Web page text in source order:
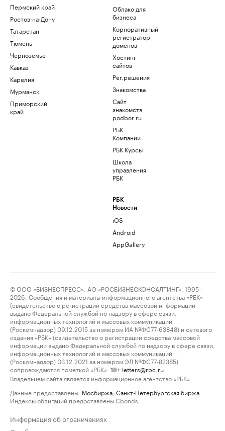
Пермский край
Ростов-на-Дону
Татарстан
Тюмень
Черноземье
Кавказ
Карелия
Мурманск
Приморский
край
Облако для
бизнеса
Корпоративный
регистратор
доменов
Хостинг
сайтов
Рег.решения
Знакомства
Сайт
знакомств
podbor.ru
РБК
Компании
РБК Курсы
Школа
управления
РБК
РБК
Новости
iOS
Android
AppGallery
© ООО «БИЗНЕСПРЕСС», АО «РОСБИЗНЕСКОНСАЛТИНГ», 1995–
2026. Сообщения и материалы информационного агентства «РБК»
(свидетельство о регистрации средства массовой информации
выдано Федеральной службой по надзору в сфере связи,
информационных технологий и массовых коммуникаций
(Роскомнадзор) 09.12.2015 за номером ИА №ФС77-63848) и сетевого
издания «РБК» (свидетельство о регистрации средства массовой
информации выдано Федеральной службой по надзору в сфере связи,
информационных технологий и массовых коммуникаций
(Роскомнадзор) 03.12.2021 за номером ЭЛ №ФС77-82385)
сопровождаются пометкой «РБК».
18+ letters@rbc.ru
Владельцем сайта является информационное агентство «РБК».
Данные предоставлены: Мосбиржа Санкт-Петербургская биржа
Индексы облигаций предоставлены Cbonds.
Информация об ограничениях